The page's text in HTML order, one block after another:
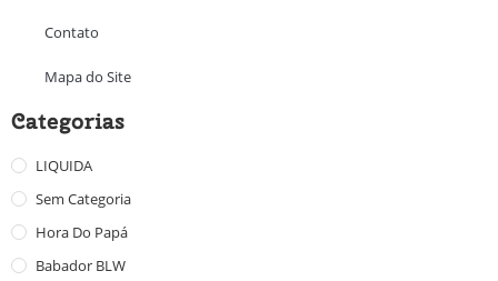
Contato
Mapa do Site
Categorias
LIQUIDA
Sem Categoria
Hora Do Papá
Babador BLW